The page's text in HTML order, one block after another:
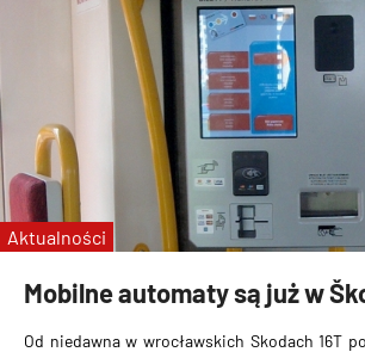
Mobilne automaty są już w
Od niedawna w wrocławskich Skodach 16T
Aktualności